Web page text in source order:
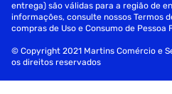
entrega) são válidas para a região de
informações, consulte nossos Termos
compras de Uso e Consumo de Pessoa
© Copyright 2021 Martins Comércio e
os direitos reservados